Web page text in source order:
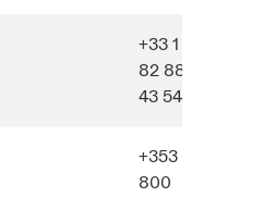
+33 1
82 88
43 54
+353 1
800